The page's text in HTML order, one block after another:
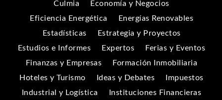
Culmia
Economía y Negocios
Eficiencia Energética
Energías Renovables
Estadísticas
Estrategia y Proyectos
Estudios e Informes
Expertos
Ferias y Eventos
Finanzas y Empresas
Formación Inmobiliaria
Hoteles y Turismo
Ideas y Debates
Impuestos
Industrial y Logística
Instituciones Financieras